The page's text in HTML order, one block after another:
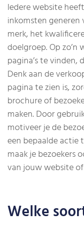
Iedere website
inkomsten
merk, het
doelgroep. Op
pagina’s te vinden,
Denk aan de
pagina te zien is,
brochure of
maken. Door
motiveer je de
een bepaalde actie
maak je bezoekers
van jouw website
Welke